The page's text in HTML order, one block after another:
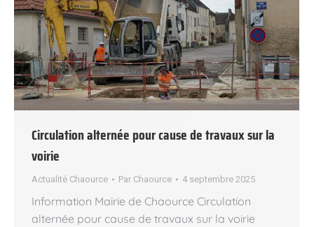
Circulation alternée pour cause de travaux sur la
voirie
Actualité Chaource Par Chaource 4 septembre 2025
Information Mairie de Chaource Circulation
alternée pour cause de travaux sur la voirie